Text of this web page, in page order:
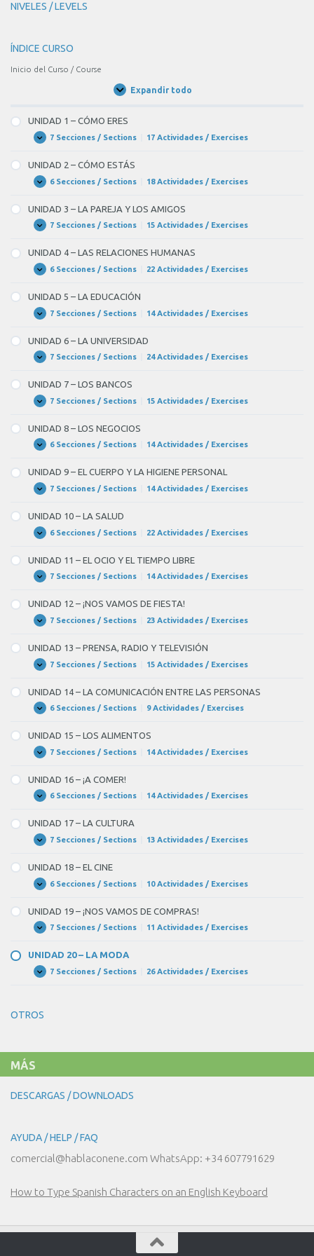
de
tinto.
BLANK
7
espinacas.
Medio
5
7
de
BLANK
6
of
aceite
de
oliva.
7
of
7
atún.
NIVELES / LEVELS
ÍNDICE CURSO
Inicio del Curso / Course
Expandir todo
Unidades
UNIDAD 1 – CÓMO ERES
Expandir
UNIDAD
–
CÓMO
ERES
7 Secciones / Sections 17 Actividades / Exercises
UNIDAD 2 – CÓMO ESTÁS
Expandir
UNIDAD
–
CÓMO
ESTÁS
6 Secciones / Sections 18 Actividades / Exercises
UNIDAD 3 – LA PAREJA Y LOS AMIGOS
Expandir
UNIDAD
–
LA
PAREJA
Y
AMIGOS
7 Secciones / Sections 15 Actividades / Exercises
UNIDAD 4 – LAS RELACIONES HUMANAS
Expandir
UNIDAD
–
LAS
RELACIONES
HUMANAS
6 Secciones / Sections 22 Actividades / Exercises
UNIDAD 5 – LA EDUCACIÓN
Expandir
UNIDAD
–
LA
EDUCACIÓN
7 Secciones / Sections 14 Actividades / Exercises
UNIDAD 6 – LA UNIVERSIDAD
Expandir
UNIDAD
–
LA
UNIVERSIDAD
7 Secciones / Sections 24 Actividades / Exercises
UNIDAD 7 – LOS BANCOS
Expandir
UNIDAD
–
LOS
BANCOS
7 Secciones / Sections 15 Actividades / Exercises
UNIDAD 8 – LOS NEGOCIOS
Expandir
UNIDAD
–
LOS
NEGOCIOS
6 Secciones / Sections 14 Actividades / Exercises
UNIDAD 9 – EL CUERPO Y LA HIGIENE PERSONAL
Expandir
UNIDAD
–
EL
CUERPO
Y
HIGIENE
PERSONAL
7 Secciones / Sections 14 Actividades / Exercises
UNIDAD 10 – LA SALUD
Expandir
UNIDAD
–
LA
SALUD
6 Secciones / Sections 22 Actividades / Exercises
UNIDAD 11 – EL OCIO Y EL TIEMPO LIBRE
Expandir
UNIDAD
–
EL
OCIO
Y
TIEMPO
LIBRE
7 Secciones / Sections 14 Actividades / Exercises
UNIDAD 12 – ¡NOS VAMOS DE FIESTA!
Expandir
UNIDAD
–
¡NOS
VAMOS
DE
7 Secciones / Sections 23 Actividades / Exercises
UNIDAD 13 – PRENSA, RADIO Y TELEVISIÓN
Expandir
UNIDAD
–
PRENSA,
RADIO
Y
7 Secciones / Sections 15 Actividades / Exercises
UNIDAD 14 – LA COMUNICACIÓN ENTRE LAS PERSONAS
Expandir
UNIDAD
–
LA
COMUNICACIÓN
ENTRE
PERSONAS
6 Secciones / Sections 9 Actividades / Exercises
UNIDAD 15 – LOS ALIMENTOS
Expandir
UNIDAD
–
LOS
ALIMENTOS
7 Secciones / Sections 14 Actividades / Exercises
UNIDAD 16 – ¡A COMER!
Expandir
UNIDAD
–
¡A
COMER!
6 Secciones / Sections 14 Actividades / Exercises
UNIDAD 17 – LA CULTURA
Expandir
UNIDAD
–
LA
CULTURA
7 Secciones / Sections 13 Actividades / Exercises
UNIDAD 18 – EL CINE
Expandir
UNIDAD
–
EL
CINE
6 Secciones / Sections 10 Actividades / Exercises
UNIDAD 19 – ¡NOS VAMOS DE COMPRAS!
Expandir
UNIDAD
–
¡NOS
VAMOS
DE
7 Secciones / Sections 11 Actividades / Exercises
UNIDAD 20 – LA MODA
Expandir
UNIDAD
MODA
7 Secciones / Sections 26 Actividades / Exercises
OTROS
MÁS
DESCARGAS / DOWNLOADS
AYUDA / HELP / FAQ
comercial@hablaconene.com WhatsApp: +34 607791629
How to Type Spanish Characters on an English Keyboard